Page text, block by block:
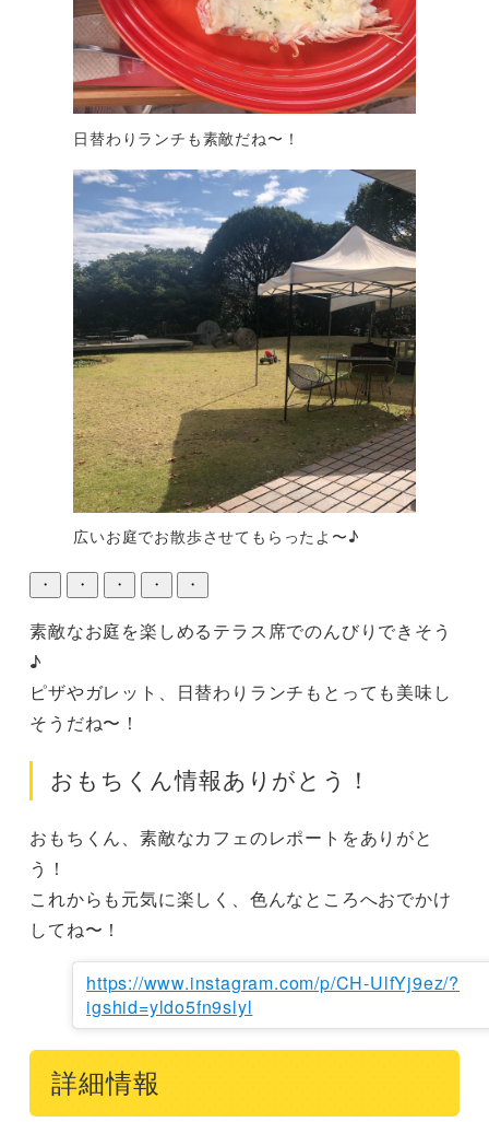
日替わりランチも素敵だね〜！
広いお庭でお散歩させてもらったよ〜♪
・ ・ ・ ・ ・
素敵なお庭を楽しめるテラス席でのんびりできそう
♪
ピザやガレット、日替わりランチもとっても美味し
そうだね〜！
おもちくん情報ありがとう！
おもちくん、素敵なカフェのレポートをありがと
う！
これからも元気に楽しく、色んなところへおでかけ
してね〜！
https://www.instagram.com/p/CH-UlfYj9ez/?
igshid=yldo5fn9slyl
詳細情報